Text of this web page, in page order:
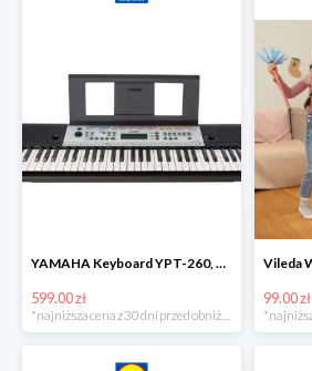
YAMAHA Keyboard YPT-260, 61 klawiszy
599.00 zł
*najniższa cena z 30 dni przed obniżką
99.00 zł